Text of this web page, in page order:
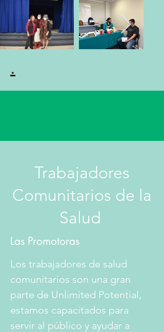
.
Trabajadores
Comunitarios de la
Salud
Las Promotoras
Los trabajadores de salud
comunitarios son una gran
parte de Unlimited Potential,
estamos capacitados para
servir al público y ayudar a